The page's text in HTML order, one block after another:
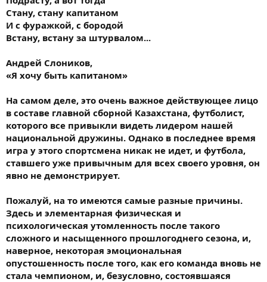
Стану, стану капитаном
И с фуражкой, с бородой
Встану, встану за штурвалом...
Андрей Слоников,
«Я хочу быть капитаном»
На самом деле, это очень важное действующее лицо
в составе главной сборной Казахстана, футболист,
которого все привыкли видеть лидером нашей
национальной дружины. Однако в последнее время
игра у этого спортсмена никак не идет, и футбола,
ставшего уже привычным для всех своего уровня, он
явно не демонстрирует.
Пожалуй, на то имеются самые разные причины.
Здесь и элементарная физическая и
психологическая утомленность после такого
сложного и насыщенного прошлогоднего сезона, и,
наверное, некоторая эмоциональная
опустошенность после того, как его команда вновь не
стала чемпионом, и, безусловно, состоявшаяся